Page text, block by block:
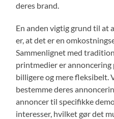
deres brand.
En anden vigtig grund til at
er, at det er en
Sammenlignet med
printmedier er annoncering
billigere og mere fleksibelt.
bestemme deres
annoncer til specifikke
interesser, hvilket gør det